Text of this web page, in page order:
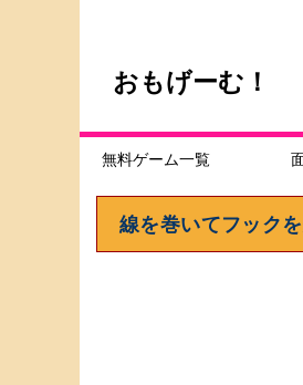
おもげーむ！
無料ゲーム一覧
線を巻いてフック